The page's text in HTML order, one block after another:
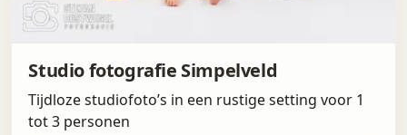
Studio fotografie Simpelveld
Tijdloze studiofoto’s in een rustige setting voor 1
tot 3 personen